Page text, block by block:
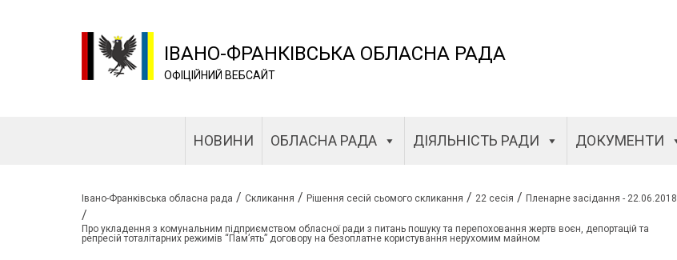
ІВАНО-ФРАНКІВСЬКА ОБЛАСНА РАДА
ОФІЦІЙНИЙ ВЕБСАЙТ
НОВИНИ ОБЛАСНА РАДА ДІЯЛЬНІСТЬ РАДИ ДОКУМЕНТИ
Івано-Франківська обласна рада / Скликання / Рішення сесій сьомого скликання / 22 сесія / Пленарне засідання - 22.06.2018
/
Про укладення з комунальним підприємством обласної ради з питань пошуку та перепоховання жертв воєн, депортацій та
репресій тоталітарних режимів “Пам’ять” договору на безоплатне користування нерухомим майном